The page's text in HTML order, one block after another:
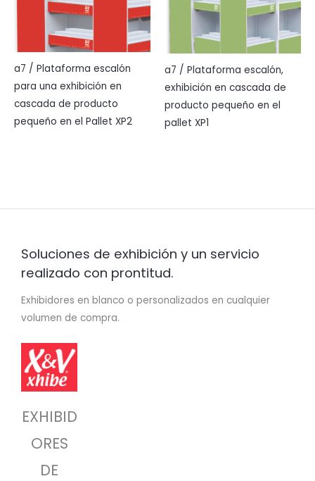
a7 / Plataforma escalón
para una exhibición en
cascada de producto
pequeño en el Pallet XP2
a7 / Plataforma escalón,
exhibición en cascada de
producto pequeño en el
pallet XP1
Soluciones de exhibición y un servicio
realizado con prontitud.
Exhibidores en blanco o personalizados en cualquier
volumen de compra.
EXHIBID
ORES
DE